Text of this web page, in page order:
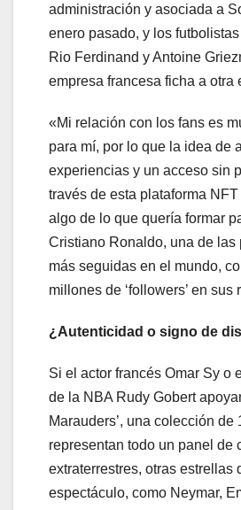
administración y asociada a
enero pasado, y los
Rio Ferdinand y Antoine
empresa francesa ficha a otra
«Mi relación con los fans es
para mí, por lo que la idea de
experiencias y un acceso sin
través de esta plataforma
algo de lo que quería formar
Cristiano Ronaldo, una de las
más seguidas en el mundo,
millones de ‘followers’ en sus
¿Autenticidad o signo de
Si el actor francés Omar Sy o
de la NBA Rudy Gobert
Marauders’, una colección de
representan todo un panel de
extraterrestres, otras estrellas
espectáculo, como Neymar,